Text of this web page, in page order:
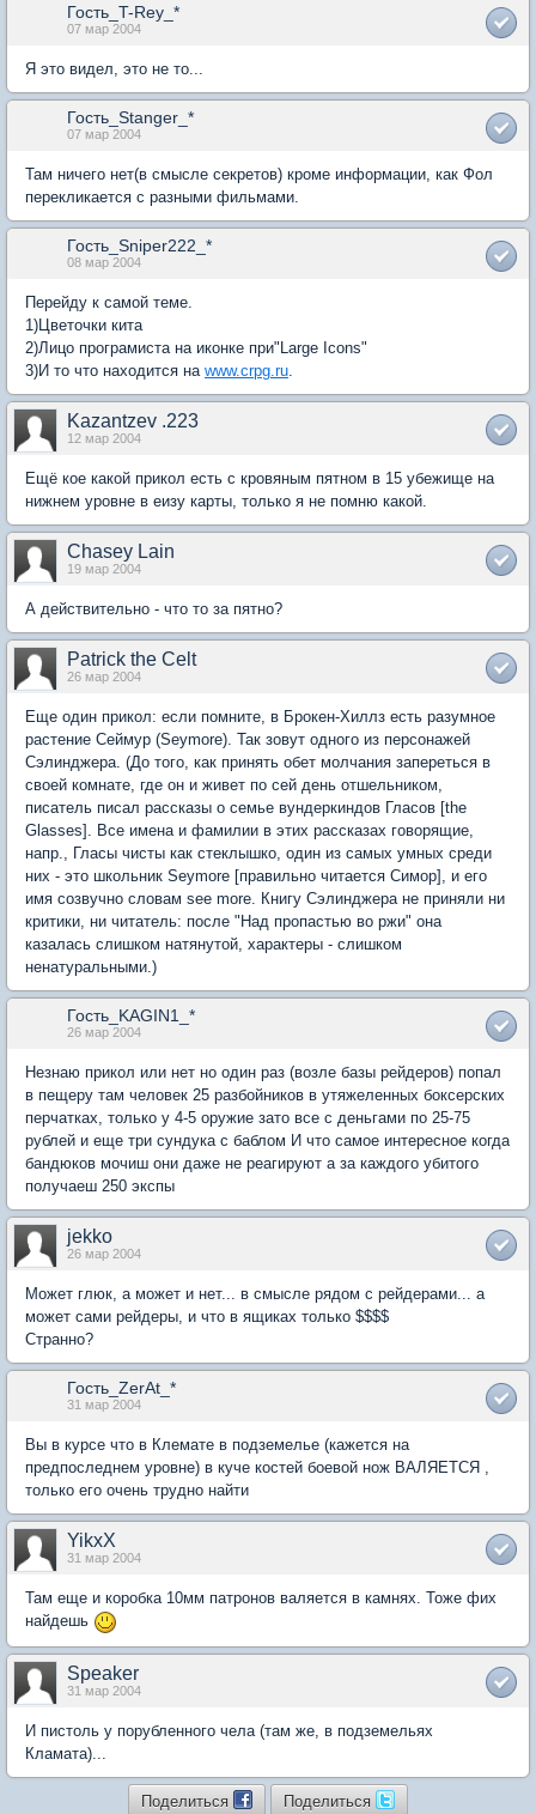
Гость_T-Rey_*
07 мар 2004
Я это видел, это не то...
Гость_Stanger_*
07 мар 2004
Там ничего нет(в смысле секретов) кроме информации, как Фол
перекликается с разными фильмами.
Гость_Sniper222_*
08 мар 2004
Перейду к самой теме.
1)Цветочки кита
2)Лицо програмиста на иконке при"Large Icons"
3)И то что находится на www.crpg.ru.
Kazantzev .223
12 мар 2004
Ещё кое какой прикол есть с кровяным пятном в 15 убежище на
нижнем уровне в еизу карты, только я не помню какой.
Chasey Lain
19 мар 2004
А действительно - что то за пятно?
Patrick the Celt
26 мар 2004
Еще один прикол: если помните, в Брокен-Хиллз есть разумное
растение Сеймур (Seymore). Так зовут одного из персонажей
Сэлинджера. (До того, как принять обет молчания запереться в
своей комнате, где он и живет по сей день отшельником,
писатель писал рассказы о семье вундеркиндов Гласов [the
Glasses]. Все имена и фамилии в этих рассказах говорящие,
напр., Гласы чисты как стеклышко, один из самых умных среди
них - это школьник Seymore [правильно читается Симор], и его
имя созвучно словам see more. Книгу Сэлинджера не приняли ни
критики, ни читатель: после "Над пропастью во ржи" она
казалась слишком натянутой, характеры - слишком
ненатуральными.)
Гость_KAGIN1_*
26 мар 2004
Незнаю прикол или нет но один раз (возле базы рейдеров) попал
в пещеру там человек 25 разбойников в утяжеленных боксерских
перчатках, только у 4-5 оружие зато все с деньгами по 25-75
рублей и еще три сундука с баблом И что самое интересное когда
бандюков мочиш они даже не реагируют а за каждого убитого
получаеш 250 экспы
jekko
26 мар 2004
Может глюк, а может и нет... в смысле рядом с рейдерами... а
может сами рейдеры, и что в ящиках только $$$$
Странно?
Гость_ZerAt_*
31 мар 2004
Вы в курсе что в Клемате в подземелье (кажется на
предпоследнем уровне) в куче костей боевой нож ВАЛЯЕТСЯ ,
только его очень трудно найти
YikxX
31 мар 2004
Там еще и коробка 10мм патронов валяется в камнях. Тоже фих
найдешь
Speaker
31 мар 2004
И пистоль у порубленного чела (там же, в подземельях
Кламата)...
Поделиться Поделиться